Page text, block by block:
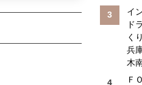
イ
ド
く
兵
木
Ｆ